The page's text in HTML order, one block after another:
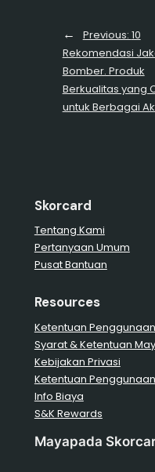
← Previous: 10
Rekomendasi
Bomber. Produk
Berkualitas yang
untuk Berbagai
Skorcard
Tentang Kami
Pertanyaan Umum
Pusat Bantuan
Resources
Ketentuan Penggunaan
Syarat & Ketentuan
Kebijakan Privasi
Ketentuan
Info Biaya
S&K Rewards
Mayapada